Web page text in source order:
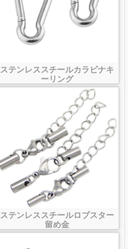
ステンレススチールカラビナキ
ーリング
ステンレススチールロブスター
留め金